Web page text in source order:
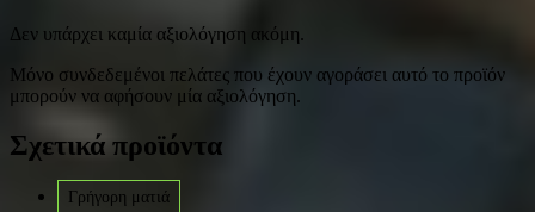
Δεν υπάρχει καμία αξιολόγηση ακόμη.
Μόνο συνδεδεμένοι πελάτες που έχουν αγοράσει αυτό το προϊόν
μπορούν να αφήσουν μία αξιολόγηση.
Σχετικά προϊόντα
Γρήγορη ματιά